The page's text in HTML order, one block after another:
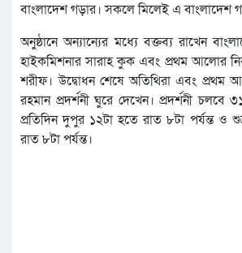
বাংলাদেশ গড়ার। সকলে মিলেই এ বাংলাদেশ
অনুষ্ঠানে অন্যান্যের মধ্যে বক্তব্য রাখেন
হাইকমিশনার সারাহ কুক এবং প্রথম আলোর
শরীফ। উদ্বোধন শেষে অতিথিরা এবং
রহমান প্রদর্শনী ঘুরে দেখেন। প্রদর্শনী চলবে
প্রতিদিন দুপুর ১২টা হতে রাত ৮টা পর্যন্ত ও
রাত ৮টা পর্যন্ত।